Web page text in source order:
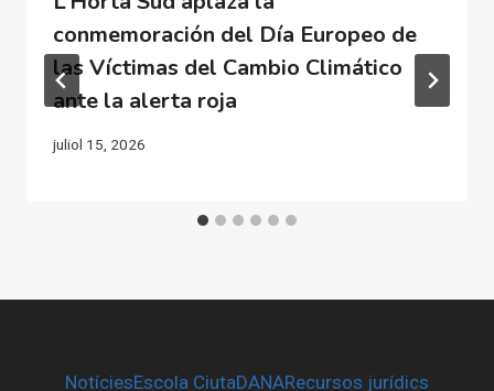
conmemoración del Día Europeo de
las Víctimas del Cambio Climático
ante la alerta roja
juliol 15, 2026
NotíciesEscola CiutaDANARecursos jurídics